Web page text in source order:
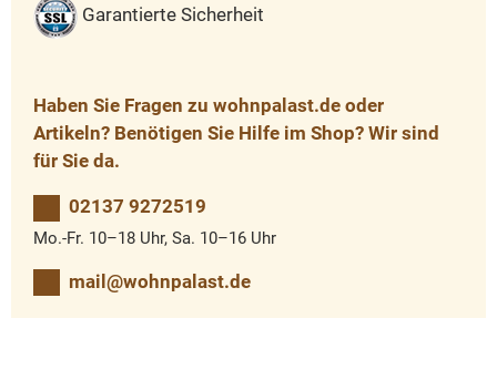
Garantierte Sicherheit
Haben Sie Fragen zu wohnpalast.de oder
Artikeln? Benötigen Sie Hilfe im Shop? Wir sind
für Sie da.
02137 9272519
Mo.-Fr. 10–18 Uhr, Sa. 10–16 Uhr
mail@wohnpalast.de